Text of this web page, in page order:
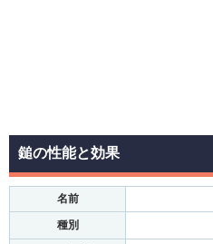
鎚の性能と効果
名前
種別